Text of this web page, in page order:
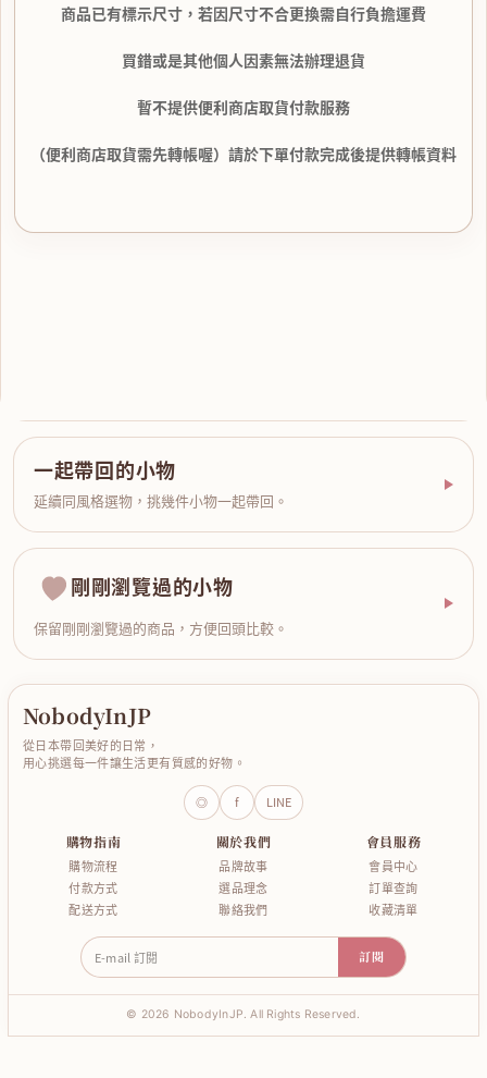
商品已有標示尺寸，若因尺寸不合更換需自行負擔運費
買錯或是其他個人因素無法辦理退貨
暫不提供便利商店取貨付款服務
（便利商店取貨需先轉帳喔）請於下單付款完成後提供轉帳資料
一起帶回的小物
延續同風格選物，挑幾件小物一起帶回。
剛剛瀏覽過的小物
保留剛剛瀏覽過的商品，方便回頭比較。
NobodyInJP
從日本帶回美好的日常，
用心挑選每一件讓生活更有質感的好物。
◎ f LINE
購物指南
購物流程
付款方式
配送方式
關於我們
品牌故事
選品理念
聯絡我們
會員服務
會員中心
訂單查詢
收藏清單
E-mail 訂閱 訂閱
© 2026 NobodyInJP. All Rights Reserved.